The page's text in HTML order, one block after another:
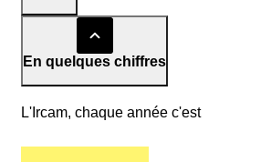
En quelques chiffres
L'Ircam, chaque année c'est